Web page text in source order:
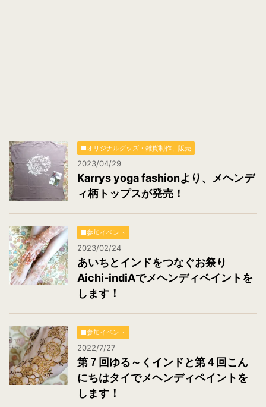
■オリジナルグッズ・雑貨制作、販売
2023/04/29
Karrys yoga fashionより、メヘンデ
ィ柄トップスが発売！
■参加イベント
2023/02/24
あいちとインドをつなぐお祭り
Aichi-indiAでメヘンディペイントを
します！
■参加イベント
2022/7/27
第７回ゆる～くインドと第４回こん
にちはタイでメヘンディペイントを
します！